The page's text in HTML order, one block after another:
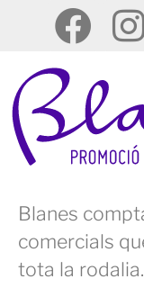
Blanes
comercials
tota la rodalia.